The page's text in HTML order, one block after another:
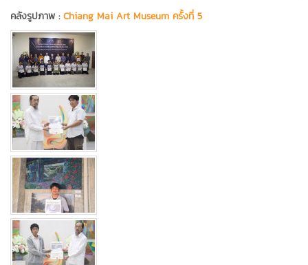
คลังรูปภาพ :Chiang Mai Art Museum ครั้งที่ 5